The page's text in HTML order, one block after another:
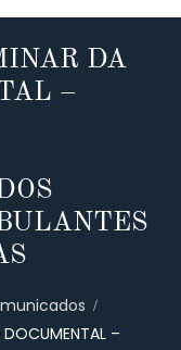
DA
–
DOCUMENTAL –